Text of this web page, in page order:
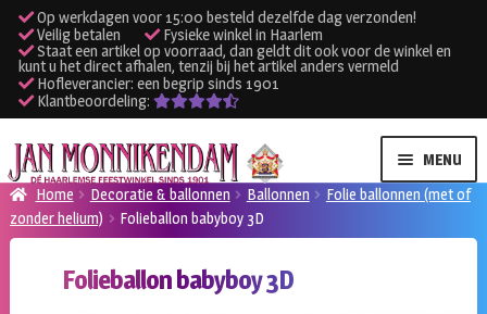
Op werkdagen voor 15:00 besteld dezelfde dag verzonden!
Veilig betalen
Fysieke winkel in Haarlem
Staat een artikel op voorraad, dan geldt dit ook voor de winkel en
kunt u het direct afhalen, tenzij bij het artikel anders vermeld
Hofleverancier: een begrip sinds 1901
Klantbeoordeling:
Ga
door
naar
navigatie
Ga
naar
de
inhoud
MENU
Verhuur kleding
Verhuur apparatuur
Home Decoratie & ballonnen Ballonnen
Folie ballonnen (met of
zonder helium)
Folieballon babyboy 3D
Folieballon babyboy 3D